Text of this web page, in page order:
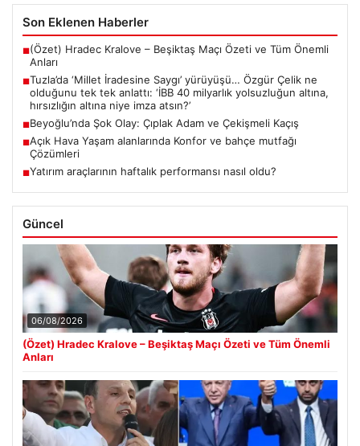
Son Eklenen Haberler
■(Özet) Hradec Kralove – Beşiktaş Maçı Özeti ve Tüm Önemli
Anları
■Tuzla’da ‘Millet İradesine Saygı’ yürüyüşü… Özgür Çelik ne
olduğunu tek tek anlattı: ‘İBB 40 milyarlık yolsuzluğun altına,
hırsızlığın altına niye imza atsın?’
■Beyoğlu’nda Şok Olay: Çıplak Adam ve Çekişmeli Kaçış
■Açık Hava Yaşam alanlarında Konfor ve bahçe mutfağı
Çözümleri
■Yatırım araçlarının haftalık performansı nasıl oldu?
Güncel
06/08/2026
(Özet) Hradec Kralove – Beşiktaş Maçı Özeti ve Tüm Önemli
Anları